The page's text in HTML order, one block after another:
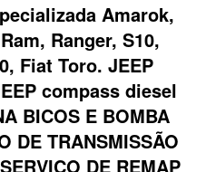
Amarok,
Ranger, S10,
Fiat Toro. JEEP
compass diesel
BICOS E BOMBA
DE TRANSMISSÃO
DE REMAP